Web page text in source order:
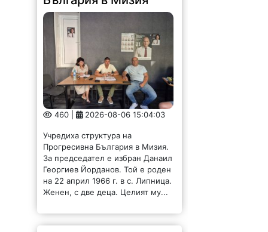
460 | 2026-08-06 15:04:03
Учредиха структура на
Прогресивна България в Мизия.
За председател е избран Данаил
Георгиев Йорданов. Той е роден
на 22 април 1966 г. в с. Липница.
Женен, с две деца. Целият му...
Обновиха още две
улици в Борован